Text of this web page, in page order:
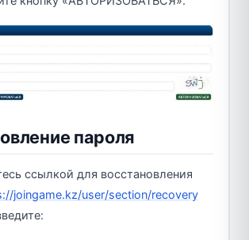
пароля
ссылкой для восстановления
joingame.kz/user/section/recovery